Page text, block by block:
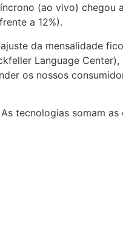
(ao vivo) chegou
a 12%).
da mensalidade
Language
os nossos
tecnologias somam